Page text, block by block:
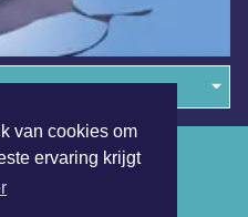
van cookies om
ervaring krijgt